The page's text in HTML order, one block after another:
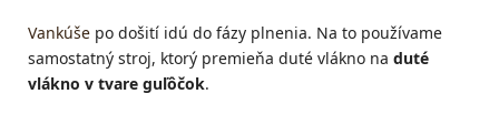
Vankúše po došití idú do fázy plnenia. Na to používame
samostatný stroj, ktorý premieňa duté vlákno na duté
vlákno v tvare guľôčok.